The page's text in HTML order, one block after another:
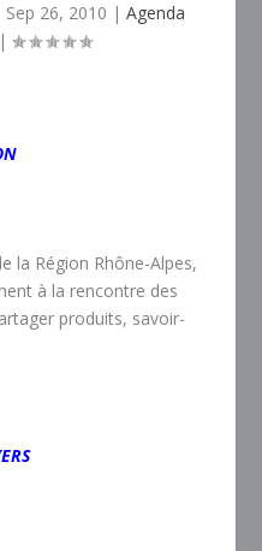
Sep 26, 2010 | Agenda
|
la Région Rhône-Alpes,
à la rencontre des
produits, savoir-